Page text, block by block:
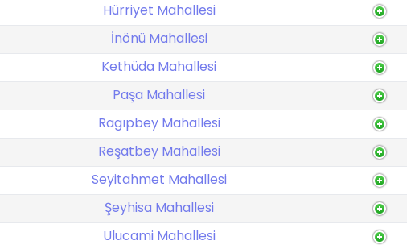
Hürriyet Mahallesi
İnönü Mahallesi
Kethüda Mahallesi
Paşa Mahallesi
Ragıpbey Mahallesi
Reşatbey Mahallesi
Seyitahmet Mahallesi
Şeyhisa Mahallesi
Ulucami Mahallesi